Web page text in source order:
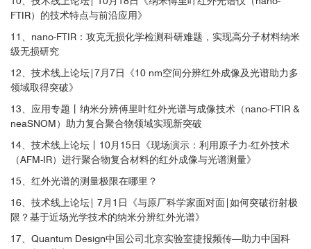
FTIR）的技术特点与前沿应用》
11、nano-FTIR：攻克无损化学检测科研难题，实现高分子材料纳米
级无损研究
12、技术线上论坛|7月7日《10 nm空间分辨红外成像及光谱助力多
领域取得突破》
13、应用专题丨纳米分辨傅里叶红外光谱与成像技术（nano-FTIR &
neaSNOM）助力复合聚合物领域实现新突破
14、技术线上论坛丨10月15日《现场演示：利用原子力-红外技术
（AFM-IR）进行聚合物复合材料的红外成像与光谱测量》
15、红外光谱的测量极限在哪里？
16、技术线上论坛| 7月1日《与原厂科学家面对面|如何突破衍射极
限？基于近场光学技术的纳米分辨红外光谱》
17、Quantum Design中国公司北京实验室捷报频传—助力中国科